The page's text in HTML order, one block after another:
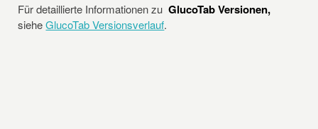
Für detaillierte Informationen zu GlucoTab Versionen,
sieheGlucoTab Versionsverlauf.